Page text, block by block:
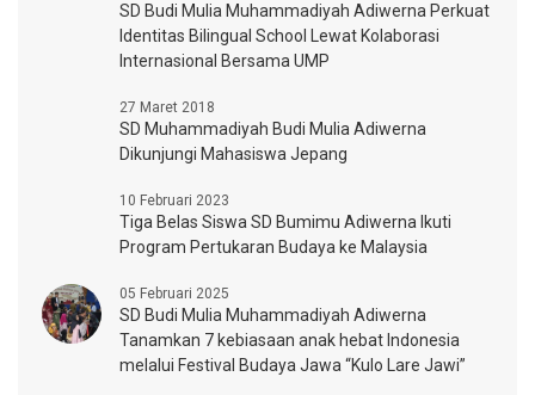
SD Budi Mulia Muhammadiyah Adiwerna Perkuat
Identitas Bilingual School Lewat Kolaborasi
Internasional Bersama UMP
27 Maret 2018
SD Muhammadiyah Budi Mulia Adiwerna
Dikunjungi Mahasiswa Jepang
10 Februari 2023
Tiga Belas Siswa SD Bumimu Adiwerna Ikuti
Program Pertukaran Budaya ke Malaysia
05 Februari 2025
SD Budi Mulia Muhammadiyah Adiwerna
Tanamkan 7 kebiasaan anak hebat Indonesia
melalui Festival Budaya Jawa “Kulo Lare Jawi”